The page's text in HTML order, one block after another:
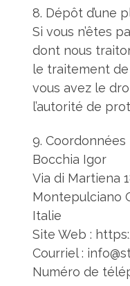
8. Dépôt d’une
Si vous n’êtes
dont nous
le traitement
vous avez le
l’autorité de
9. Coordonnées
Bocchia Igor
Via di Martiena
Montepulciano
Italie
Site Web :
Courriel :
Numéro de